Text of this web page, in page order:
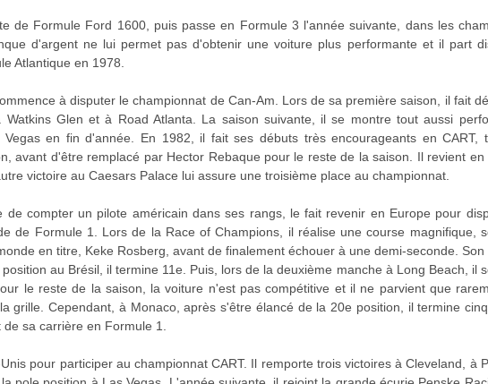
de Formule Ford 1600, puis passe en Formule 3 l'année suivante, dans les
d'argent ne lui permet pas d'obtenir une voiture plus performante et il part
Atlantique en 1978.
à disputer le championnat de Can-Am. Lors de sa première saison, il fait
Watkins Glen et à Road Atlanta. La saison suivante, il se montre tout aussi
en fin d'année. En 1982, il fait ses débuts très encourageants en CART,
avant d'être remplacé par Hector Rebaque pour le reste de la saison. Il revient en
victoire au Caesars Palace lui assure une troisième place au championnat.
de compter un pilote américain dans ses rangs, le fait revenir en Europe pour
de Formule 1. Lors de la Race of Champions, il réalise une course magnifique,
en titre, Keke Rosberg, avant de finalement échouer à une demi-seconde. Son
au Brésil, il termine 11e. Puis, lors de la deuxième manche à Long Beach, il
le reste de la saison, la voiture n'est pas compétitive et il ne parvient que
grille. Cependant, à Monaco, après s'être élancé de la 20e position, il termine
sa carrière en Formule 1.
pour participer au championnat CART. Il remporte trois victoires à Cleveland, à